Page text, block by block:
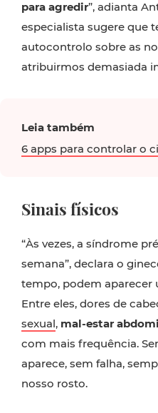
para agredir”, adianta
especialista sugere que
autocontrolo sobre as
atribuirmos demasiada
Leia também
6 apps para controlar o
Sinais físicos
“Às vezes, a síndrome
semana”, declara o
tempo, podem aparecer
Entre eles, dores de
sexual, mal-estar
com mais frequência.
aparece, sem falha,
nosso rosto.